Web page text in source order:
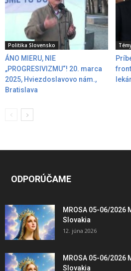
Politika Slovensko
ÁNO MIERU, NIE
„PROGRESIVIZMU“! 20. marca
2025, Hviezdoslavovo nám.,
Bratislava
ODPORÚČAME
MROSA 05-06/2026
Slovakia
12. júna 2026
MROSA 05-06/2026
Slovakia